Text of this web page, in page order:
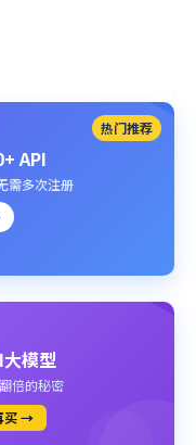
热门推荐
API
需多次注册
模型
倍的秘密
买 →